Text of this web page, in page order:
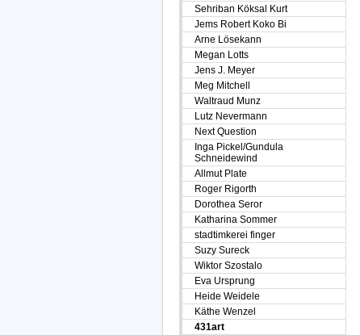
Sehriban Köksal Kurt
Jems Robert Koko Bi
Arne Lösekann
Megan Lotts
Jens J. Meyer
Meg Mitchell
Waltraud Munz
Lutz Nevermann
Next Question
Inga Pickel/Gundula
Schneidewind
Allmut Plate
Roger Rigorth
Dorothea Seror
Katharina Sommer
stadtimkerei finger
Suzy Sureck
Wiktor Szostalo
Eva Ursprung
Heide Weidele
Käthe Wenzel
431art